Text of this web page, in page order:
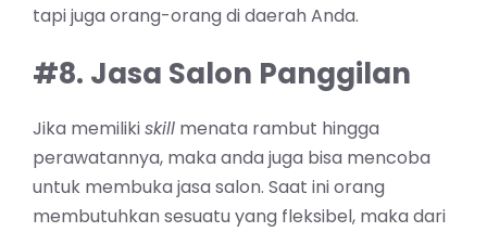
tapi juga orang-orang di daerah Anda.
#8. Jasa Salon Panggilan
Jika memilikiskill menata rambut hingga
perawatannya, maka anda juga bisa mencoba
untuk membuka jasa salon. Saat ini orang
membutuhkan sesuatu yang fleksibel, maka dari